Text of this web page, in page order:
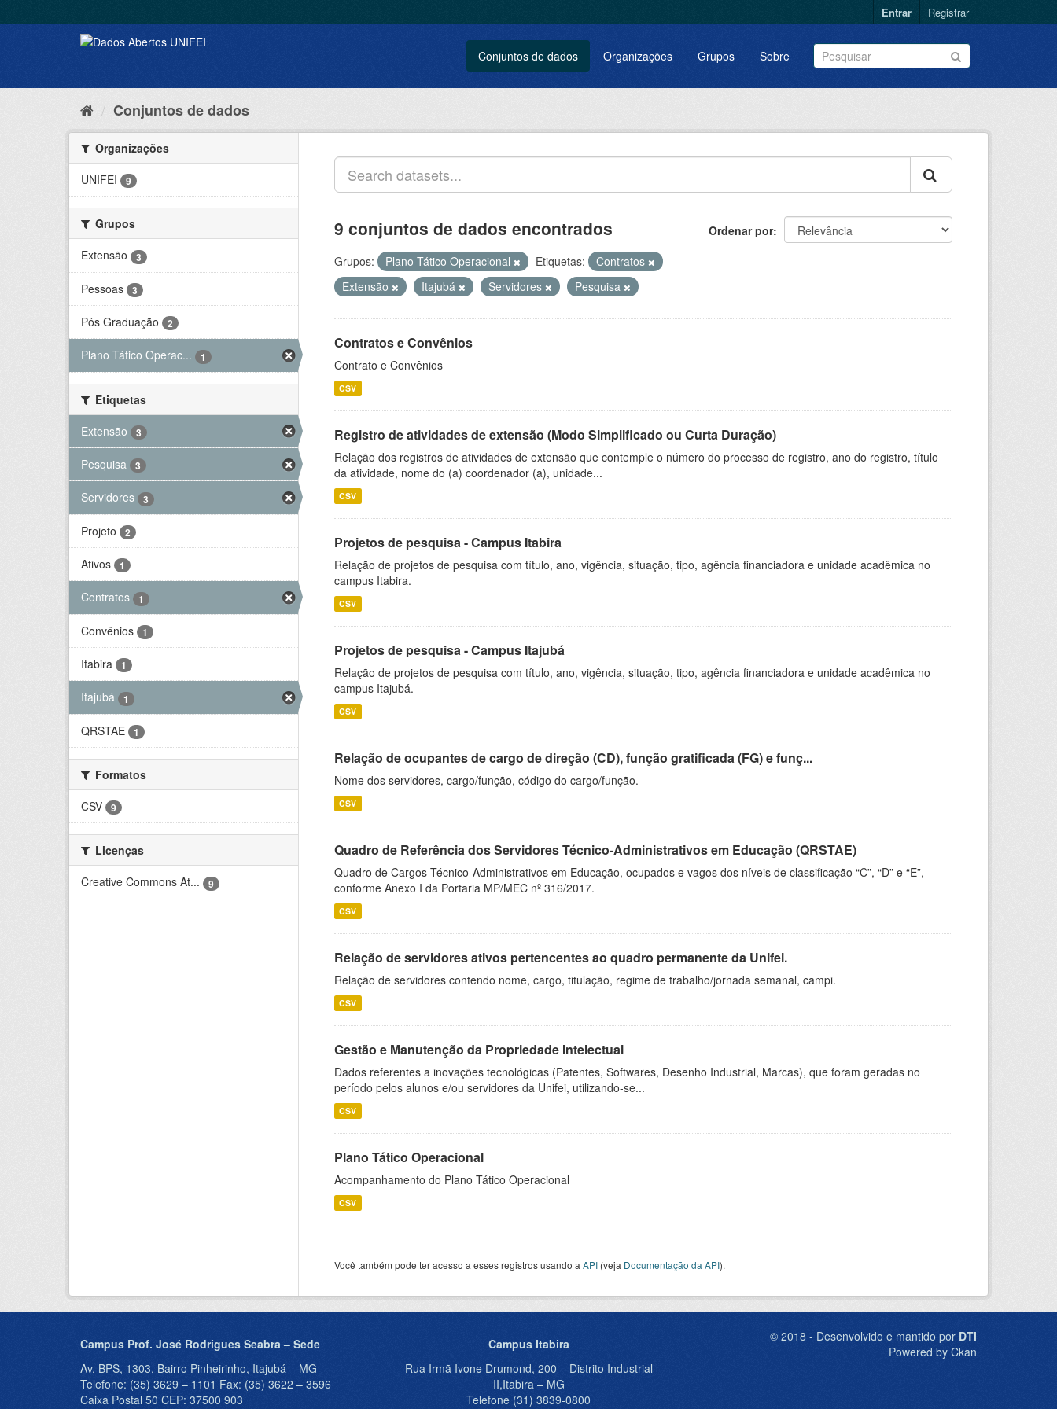
Entrar Registrar
Conjuntos de dados Organizações Grupos Sobre
Conjuntos de dados
Organizações
UNIFEI
9
Grupos
Extensão
3
Pessoas 3
Pós Graduação 2
Plano Tático Operac... 1
Etiquetas
Extensão
3
Pesquisa 3
Servidores 3
Projeto 2
Ativos 1
Contratos 1
Convênios 1
Itabira 1
Itajubá 1
QRSTAE 1
Formatos
CSV
9
Licenças
Creative Commons At...
9
Ordenar por
9 conjuntos de dados encontrados
Grupos: Plano Tático Operacional Etiquetas:
Contratos
Extensão
Itajubá Servidores Pesquisa
Contratos e Convênios
Contrato e Convênios
CSV
Registro de atividades de extensão (Modo Simplificado ou Curta Duração)
Relação dos registros de atividades de extensão que contemple o número do processo de registro, ano do registro, título
da atividade, nome do (a) coordenador (a), unidade...
CSV
Projetos de pesquisa - Campus Itabira
Relação de projetos de pesquisa com título, ano, vigência, situação, tipo, agência financiadora e unidade acadêmica no
campus Itabira.
CSV
Projetos de pesquisa - Campus Itajubá
Relação de projetos de pesquisa com título, ano, vigência, situação, tipo, agência financiadora e unidade acadêmica no
campus Itajubá.
CSV
Relação de ocupantes de cargo de direção (CD), função gratificada (FG) e funç...
Nome dos servidores, cargo/função, código do cargo/função.
CSV
Quadro de Referência dos Servidores Técnico-Administrativos em Educação (QRSTAE)
Quadro de Cargos Técnico-Administrativos em Educação, ocupados e vagos dos níveis de classificação “C”, “D” e “E”,
conforme Anexo I da Portaria MP/MEC nº 316/2017.
CSV
Relação de servidores ativos pertencentes ao quadro permanente da Unifei.
Relação de servidores contendo nome, cargo, titulação, regime de trabalho/jornada semanal, campi.
CSV
Gestão e Manutenção da Propriedade Intelectual
Dados referentes a inovações tecnológicas (Patentes, Softwares, Desenho Industrial, Marcas), que foram geradas no
período pelos alunos e/ou servidores da Unifei, utilizando-se...
CSV
Plano Tático Operacional
Acompanhamento do Plano Tático Operacional
CSV
Você também pode ter acesso a esses registros usando a API (veja Documentação da API).
Campus Prof. José Rodrigues Seabra – Sede
Av. BPS, 1303, Bairro Pinheirinho, Itajubá – MG
Telefone: (35) 3629 – 1101 Fax: (35) 3622 – 3596
Caixa Postal 50 CEP: 37500 903
Campus Itabira
Rua Irmã Ivone Drumond, 200 – Distrito Industrial
II,Itabira – MG
Telefone (31) 3839-0800
© 2018 - Desenvolvido e mantido por DTI
Powered by Ckan